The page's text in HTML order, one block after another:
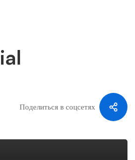
Поделиться в соцсетях